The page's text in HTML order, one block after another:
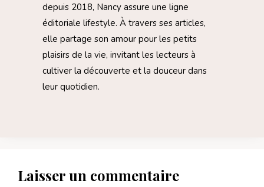
depuis 2018, Nancy assure une ligne
éditoriale lifestyle. À travers ses articles,
elle partage son amour pour les petits
plaisirs de la vie, invitant les lecteurs à
cultiver la découverte et la douceur dans
leur quotidien.
Laisser un commentaire